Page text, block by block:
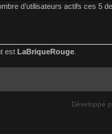
d’utilisateurs actifs ces 5
est LaBriqueRouge
Développé